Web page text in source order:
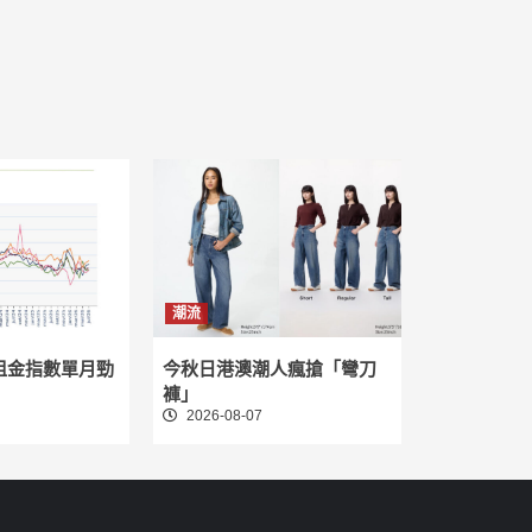
金指數單月勁
潮流
今秋日港澳潮人瘋搶「彎刀
褲」
2026-08-07